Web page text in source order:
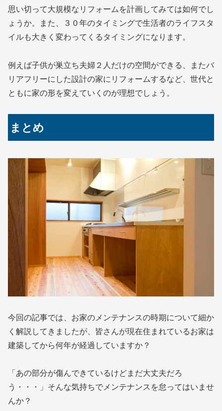
思い切って大規模なリフォームを計画してみては如何でし
ょうか。
また、３０年のタイミングで生活者のライフスタ
イルも大きく変わってくるタイミングになります。
例えば子供が巣立ち夫婦２人だけの空間ができる、またバ
リアフリーにした設計の家にリフォームするなど、世代と
ともに家の形を変えていくのが理想でしょう。
まとめ
今回の記事では、お家のメンテナンスの時期について細か
く解説してきましたが、皆さんが現在住まれているお家は
建築してから何年が経過していますか？
「あの部分が傷んできているけどまだ大丈夫だろ
う・・・」そんな気持ちでメンテナンスを怠ってはいませ
んか？